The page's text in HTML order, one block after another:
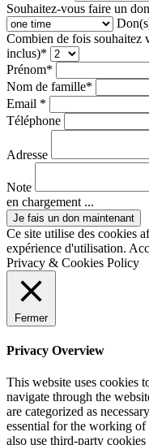
Souhaitez-vous faire un
Combien de fois souhaitez
inclus)*
Prénom*
Nom de famille*
Email *
Téléphone
Adresse
Note
en chargement ...
Ce site utilise des cookies
expérience d'utilisation.
Privacy & Cookies Policy
Fermer
Privacy Overview
This website uses cookies
navigate through the
are categorized as
essential for the working
also use third-party